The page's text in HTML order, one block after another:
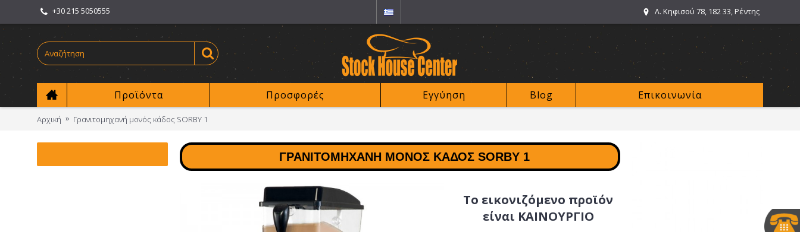
+30 215 5050555 Λ. Κηφισού 78, 182 33, Ρέντης
Προϊόντα Προσφορές Εγγύηση Blog Επικοινωνία
Αρχική Γρανιτομηχανή μονός κάδος SORBY 1
ΓΡΑΝΙΤΟΜΗΧΑΝΉ ΜΟΝΌΣ ΚΆΔΟΣ SORBY 1
Το εικονιζόμενο προϊόν
είναι ΚΑΙΝΟΥΡΓΙΟ